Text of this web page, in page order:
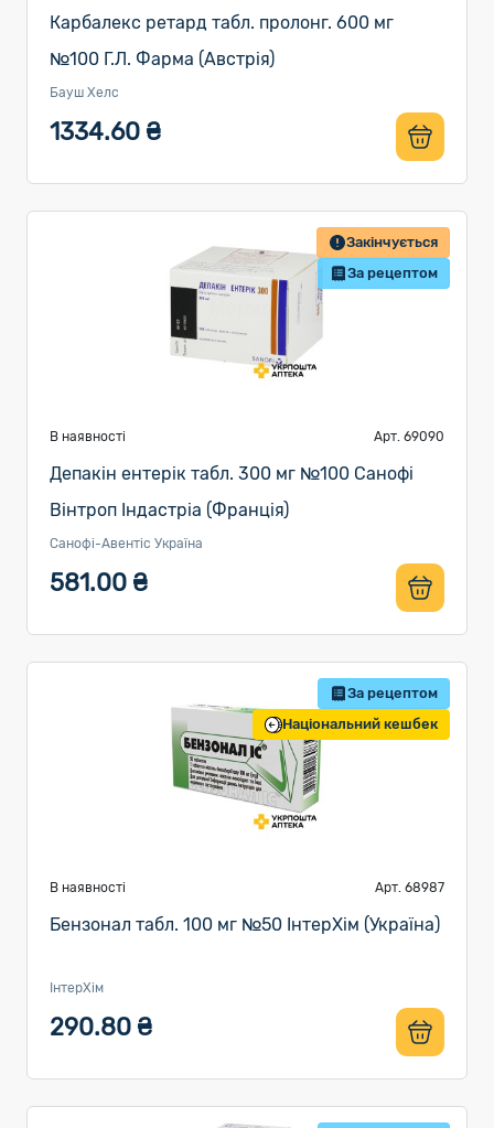
Карбалекс ретард табл. пролонг. 600 мг
№100 Г.Л. Фарма (Австрія)
Бауш Хелс
1334.60 ₴
Закінчується
За рецептом
В наявності Арт. 69090
Депакін ентерік табл. 300 мг №100 Санофі
Вінтроп Індастріа (Франція)
Санофі-Авентіс Україна
581.00 ₴
За рецептом
Національний кешбек
В наявності Арт. 68987
Бензонал табл. 100 мг №50 ІнтерХім (Україна)
ІнтерХім
290.80 ₴